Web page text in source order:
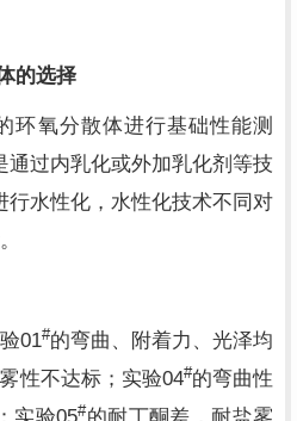
的选择
环氧分散体进行基础性能测
通过内乳化或外加乳化剂等技
行水性化，水性化技术不同对
01#的弯曲、附着力、光泽均
性不达标；实验04#的弯曲性
05#